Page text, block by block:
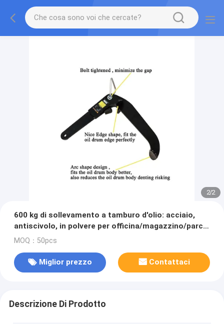
2/2
600 kg di sollevamento a tamburo d'olio: acciaio,
antiscivolo, in polvere per officina/magazzino/parco
chimico
MOQ：50pcs
Miglior prezzo Contattaci
Descrizione Di Prodotto